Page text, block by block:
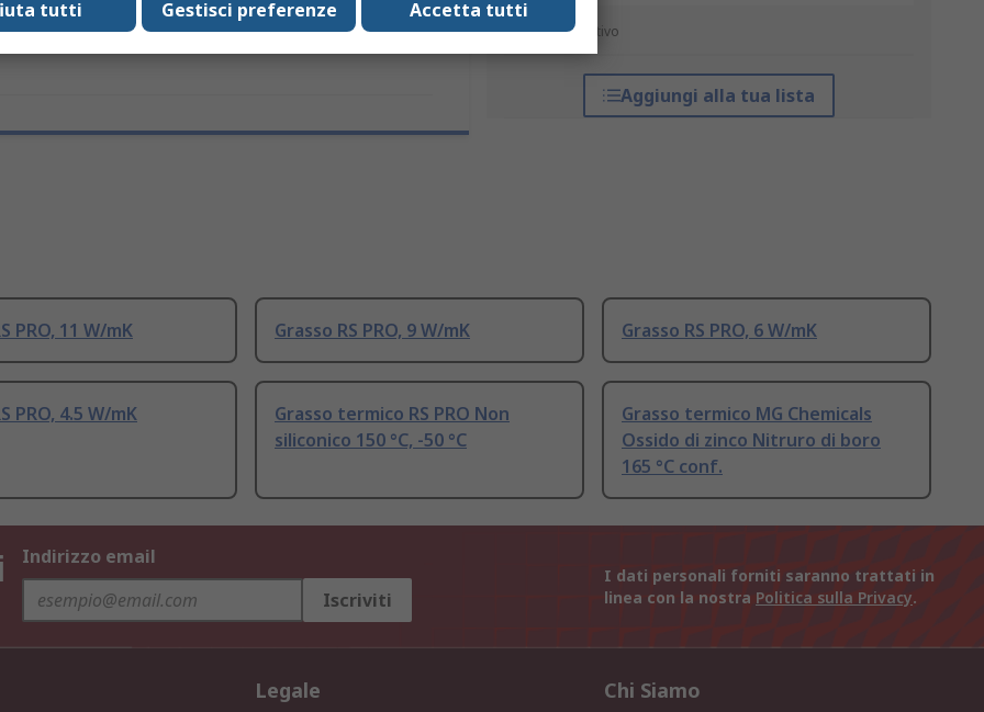
*prezzo indicativo
Aggiungi alla tua lista
PRO, 11 W/mK Grasso RS PRO, 9 W/mK Grasso RS PRO, 6 W/mK
PRO, 4.5 W/mK
Grasso termico RS PRO Non
siliconico 150 °C, -50 °C
Grasso termico MG Chemicals
Ossido di zinco Nitruro di boro
165 °C conf.
Indirizzo email
Iscriviti
I dati personali forniti saranno trattati in
linea con la nostra Politica sulla Privacy.
Legale Chi Siamo
Accetta tutti
Gestisci preferenze
tutti